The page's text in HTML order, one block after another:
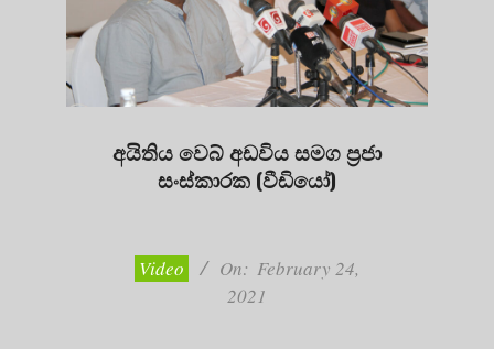
අයිතිය වෙබ් අඩවිය සමග ප්‍රජා
සංස්කාරක (වීඩියෝ)
Video On: February 24,
2021